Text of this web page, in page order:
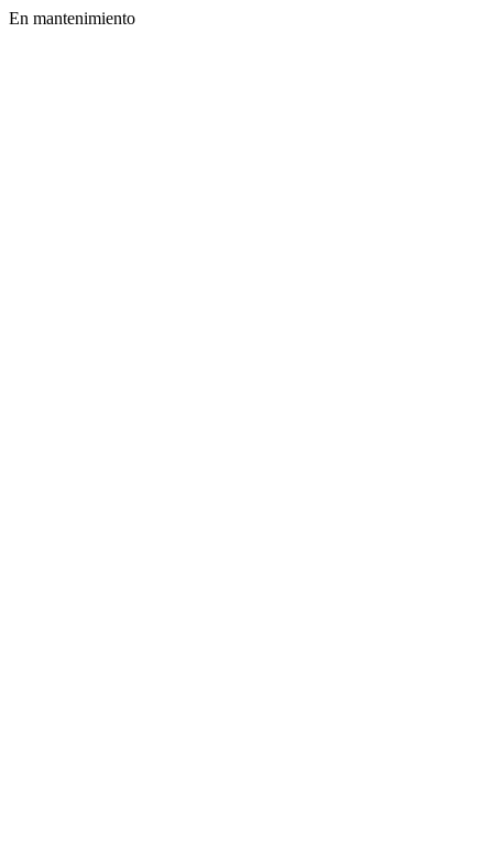
En mantenimiento